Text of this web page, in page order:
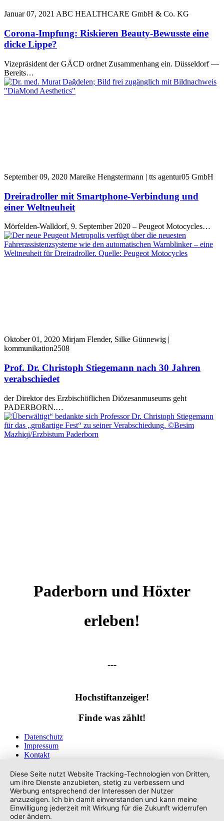
Januar 07, 2021 ABC HEALTHCARE GmbH & Co. KG
Corona-Impfung: Riskieren Beauty-Bewusste eine
dicke Lippe?
Vizepräsident der GÄCD ordnet Zusammenhang ein. Düsseldorf —
Bereits…
September 09, 2020 Mareike Hengstermann | tts agentur05 GmbH
Dreiradroller mit Smartphone-Verbindung und
einer Weltneuheit
Mörfelden-Walldorf, 9. September 2020 – Peugeot Motocycles…
Oktober 01, 2020 Mirjam Flender, Silke Günnewig |
kommunikation2508
Prof. Dr. Christoph Stiegemann nach 30 Jahren
verabschiedet
der Direktor des Erzbischöflichen Diözesanmuseums geht
PADERBORN.…
Paderborn und Höxter
erleben!
---
Hochstiftanzeiger!
Finde was zählt!
Datenschutz
Impressum
Kontakt
Diese Seite nutzt Website Tracking-Technologien von Dritten,
um ihre Dienste anzubieten, stetig zu verbessern und
Werbung entsprechend der Interessen der Nutzer
anzuzeigen. Ich bin damit einverstanden und kann meine
Einwilligung jederzeit mit Wirkung für die Zukunft widerrufen
oder ändern.